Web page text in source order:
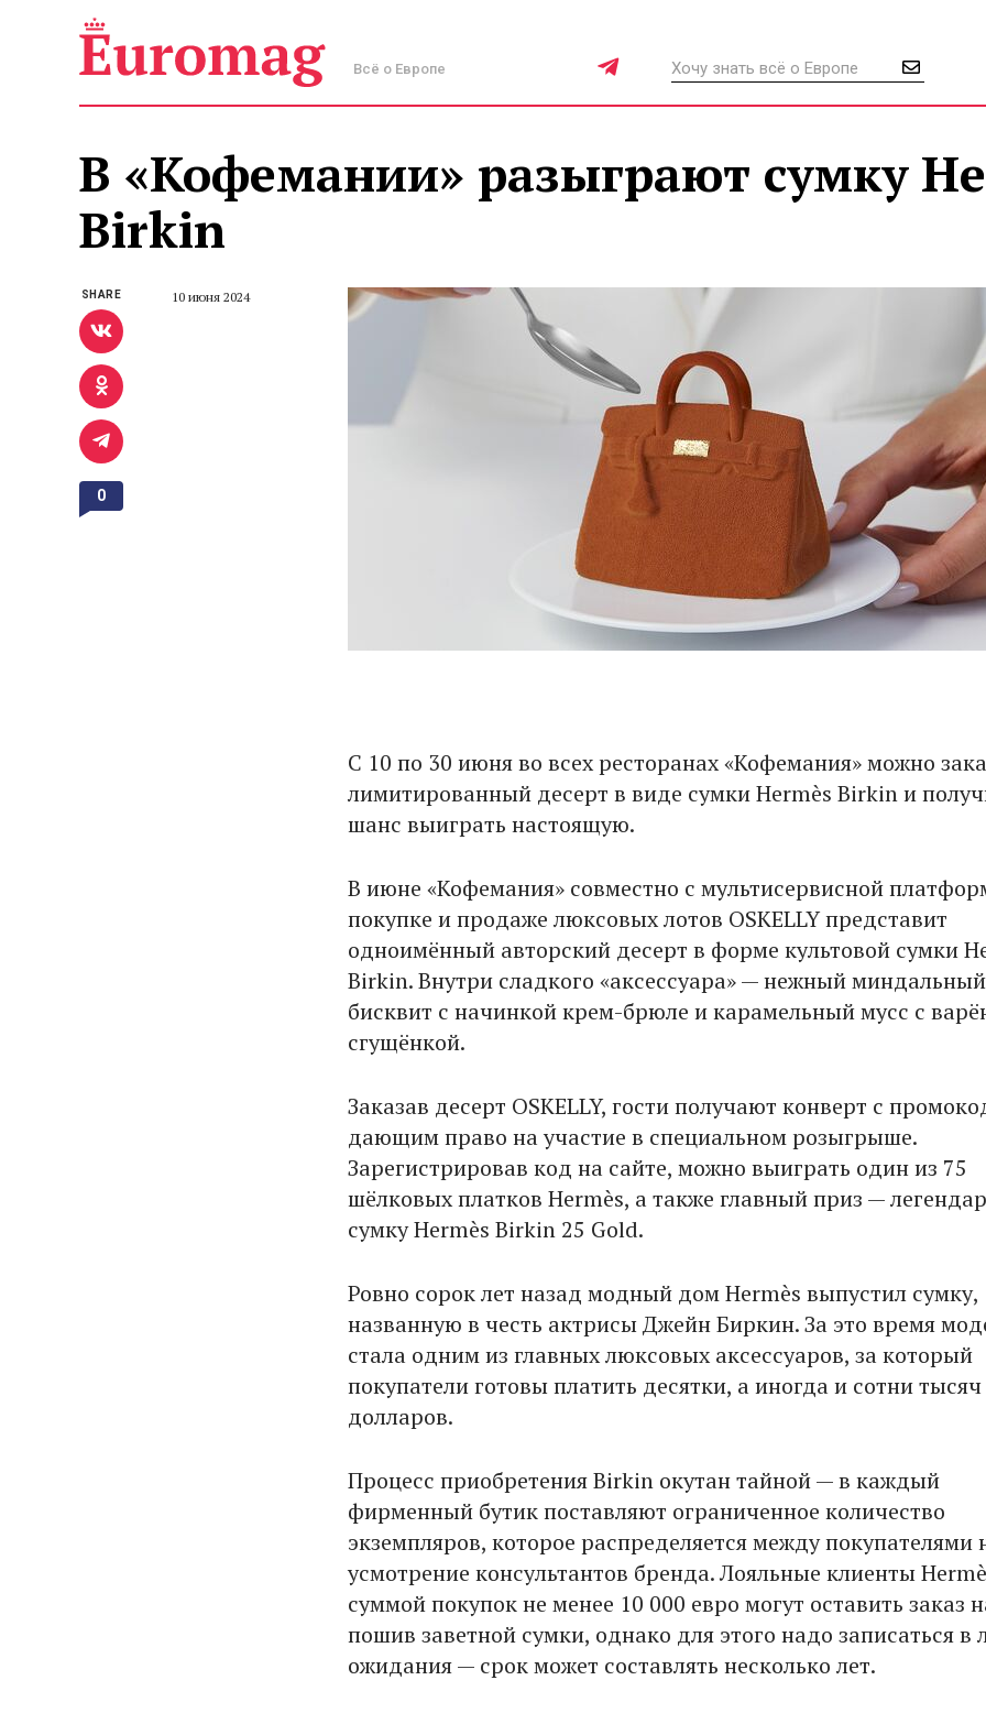
Всё о Европе
В «Кофемании» разыграют сумку
Birkin
10 июня 2024
С 10 по 30 июня во всех ресторанах «Кофемания» можно
лимитированный десерт в виде сумки Hermès Birkin и
шанс выиграть настоящую.
В июне «Кофемания» совместно с мультисервисной
покупке и продаже люксовых лотов OSKELLY представит
одноимённый авторский десерт в форме культовой сумки
Birkin. Внутри сладкого «аксессуара» — нежный миндальный
бисквит с начинкой крем-брюле и карамельный мусс с
сгущёнкой.
Заказав десерт OSKELLY, гости получают конверт с
дающим право на участие в специальном розыгрыше.
Зарегистрировав код на сайте, можно выиграть один из 75
шёлковых платков Hermès, а также главный приз —
сумку Hermès Birkin 25 Gold.
Ровно сорок лет назад модный дом Hermès выпустил сумку,
названную в честь актрисы Джейн Биркин. За это время
стала одним из главных люксовых аксессуаров, за который
покупатели готовы платить десятки, а иногда и сотни тысяч
долларов.
Процесс приобретения Birkin окутан тайной — в каждый
фирменный бутик поставляют ограниченное количество
экземпляров, которое распределяется между покупателями
усмотрение консультантов бренда. Лояльные клиенты
суммой покупок не менее 10 000 евро могут оставить заказ
пошив заветной сумки, однако для этого надо записаться в
ожидания — срок может составлять несколько лет.
SHARE
0